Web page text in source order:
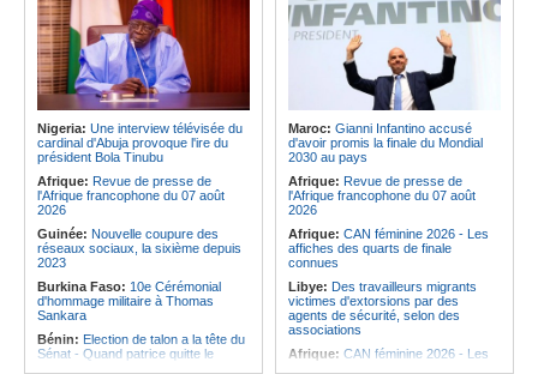
Congo-Kinshasa:Après l'accord
avec une branche des FDLR, les
zones d'ombre persistent
Centrafrique: Un gendarme détenu
par le groupe armé AAKG retrouve
la liberté
Rome et Kigali discutent
d'une possible externalisation au
pays des procédures d'asile à
destination de l'Italie
d'une possible externalisation au
pays des procédures d'asile à
destination de l'Italie
Somalie:Le camp de Galkayo
frappé par une violente attaque des
Forces du Puntland
Soudan:La guerre contre les
houthistes du Yémen peut-elle
détourner Riyad du pays ?
Sud-Soudan:
femmes pour accéder aux soins de
santé
Nigeria: Une interview télévisée du
cardinal d'Abuja provoque l'ire du
président Bola Tinubu
Afrique: Revue de presse de
l'Afrique francophone du 07 août
2026
Guinée: Nouvelle coupure des
réseaux sociaux, la sixième depuis
2023
Burkina Faso: 10e Cérémonial
d'hommage militaire à Thomas
Sankara
Bénin: Election de talon a la tête du
Sénat - Quand patrice quitte le
Maroc: Gianni Infantino accusé
d'avoir promis la finale du Mondial
2030 au pays
Afrique: Revue de presse de
l'Afrique francophone du 07 août
2026
Afrique: CAN féminine 2026 - Les
affiches des quarts de finale
connues
Libye: Des travailleurs migrants
victimes d'extorsions par des
agents de sécurité, selon des
associations
Afrique: CAN féminine 2026 - Les